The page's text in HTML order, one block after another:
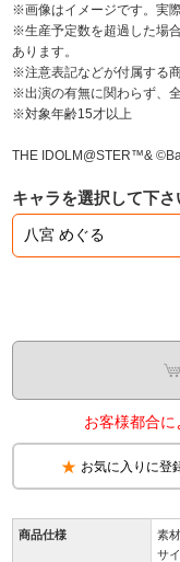
ラブライブ！虹ヶ咲学園
ラブライブ！スーパースタ
モフモフパレード
※画像はイメージです。実
※生産予定数を超過した場
あります。
※注意表記などが付属する
※出演の有無に関わらず、
※対象年齢15才以上
THE IDOLM@STER™&
キャラを選択して下さ
お客様都合に
お気に入りに登
商品仕様
素
サ